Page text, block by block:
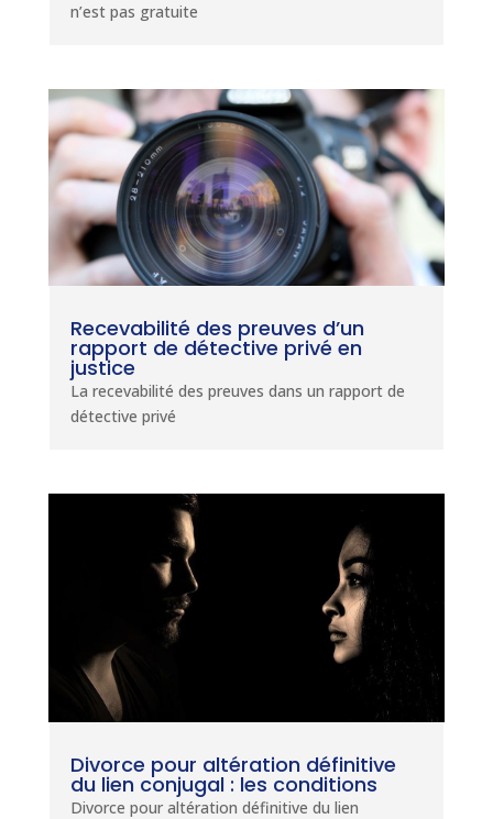
n’est pas gratuite
Recevabilité des preuves d’un
rapport de détective privé en
justice
La recevabilité des preuves dans un rapport de
détective privé
Divorce pour altération définitive
du lien conjugal : les conditions
Divorce pour altération définitive du lien